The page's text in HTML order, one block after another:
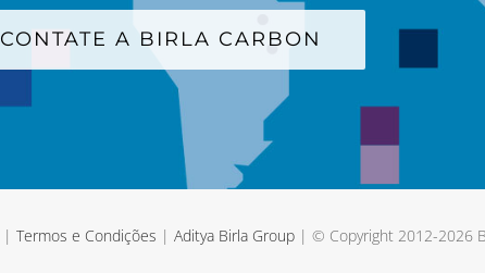
CONTATE A BIRLA CARBON
|Termos e Condições |Aditya Birla Group | © Copyright 2012-2026